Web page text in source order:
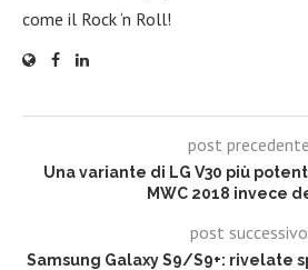
come il Rock ‘n Roll!
post precedente
Una variante di LG V30 più
MWC 2018 invece
post successivo
Samsung Galaxy S9/S9+: rivelate